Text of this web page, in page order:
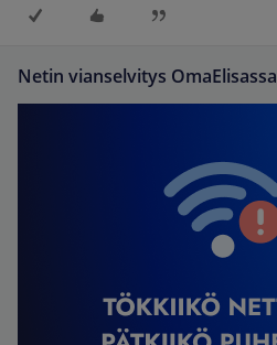
Netin vianselvitys OmaElisassa